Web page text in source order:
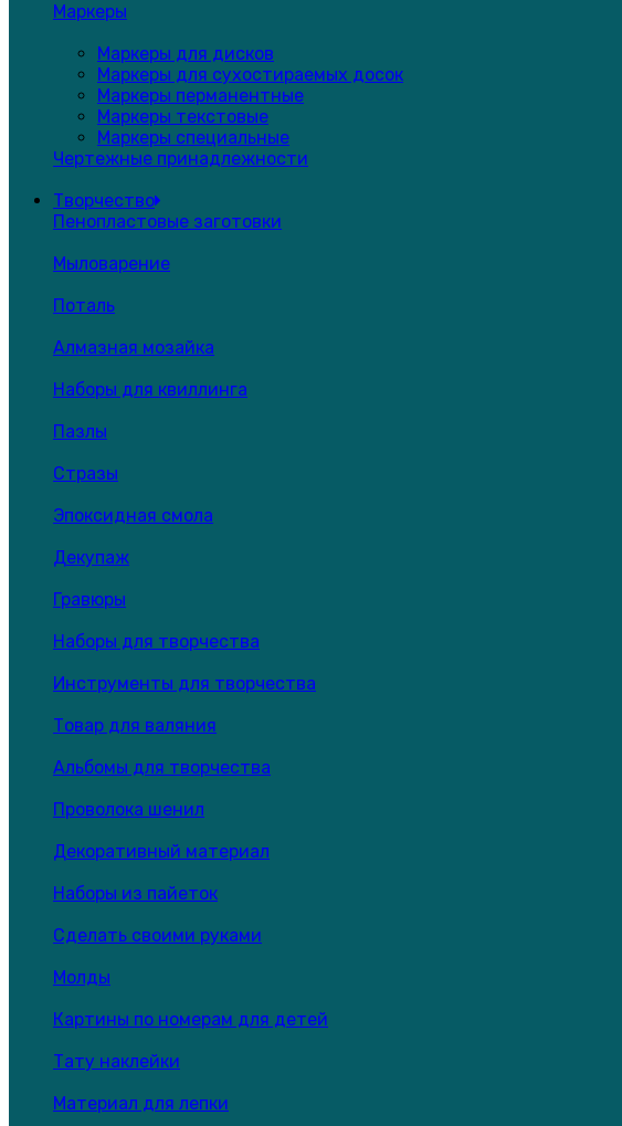
Маркеры
Маркеры для дисков
Маркеры для сухостираемых досок
Маркеры перманентные
Маркеры текстовые
Маркеры специальные
Чертежные принадлежности
Творчество
Пенопластовые заготовки
Мыловарение
Поталь
Алмазная мозайка
Наборы для квиллинга
Пазлы
Стразы
Эпоксидная смола
Декупаж
Гравюры
Наборы для творчества
Инструменты для творчества
Товар для валяния
Альбомы для творчества
Проволока шенил
Декоративный материал
Наборы из пайеток
Сделать своими руками
Молды
Картины по номерам для детей
Тату наклейки
Материал для лепки